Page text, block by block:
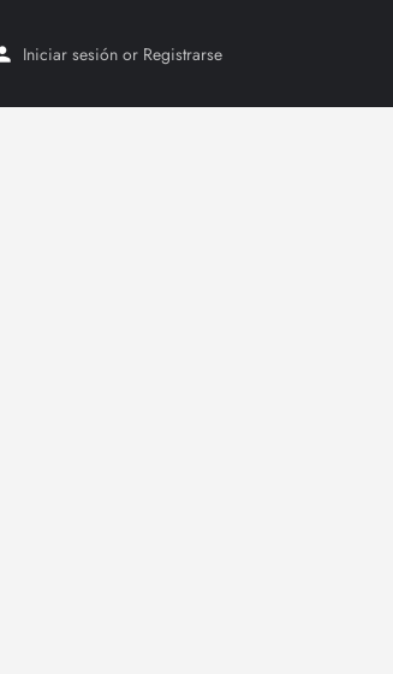
Iniciar sesión or Registrarse